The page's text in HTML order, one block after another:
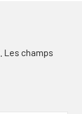
Les champs